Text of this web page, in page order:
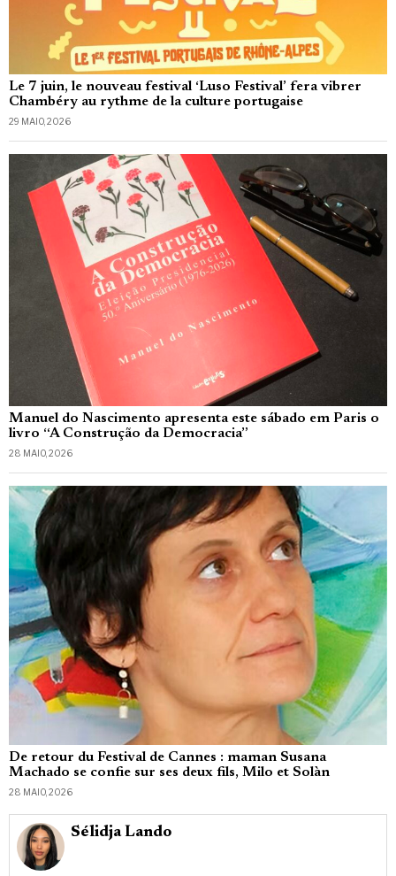
Le 7 juin, le nouveau festival ‘Luso Festival’ fera vibrer
Chambéry au rythme de la culture portugaise
29 MAIO, 2026
Manuel do Nascimento apresenta este sábado em Paris o
livro “A Construção da Democracia”
28 MAIO, 2026
De retour du Festival de Cannes : maman Susana
Machado se confie sur ses deux fils, Milo et Solàn
28 MAIO, 2026
Sélidja Lando